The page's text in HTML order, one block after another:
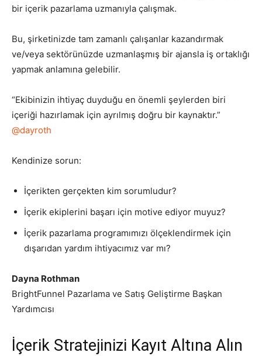
bir içerik pazarlama uzmanıyla çalışmak.
Bu, şirketinizde tam zamanlı çalışanlar kazandırmak
ve/veya sektörünüzde uzmanlaşmış bir ajansla iş ortaklığı
yapmak anlamına gelebilir.
“Ekibinizin ihtiyaç duyduğu en önemli şeylerden biri
içeriği hazırlamak için ayrılmış doğru bir kaynaktır.”
@dayroth
Kendinize sorun:
İçerikten gerçekten kim sorumludur?
İçerik ekiplerini başarı için motive ediyor muyuz?
İçerik pazarlama programımızı ölçeklendirmek için
dışarıdan yardım ihtiyacımız var mı?
Dayna Rothman
BrightFunnel Pazarlama ve Satış Geliştirme Başkan
Yardımcısı
İçerik Stratejinizi Kayıt Altına Alın